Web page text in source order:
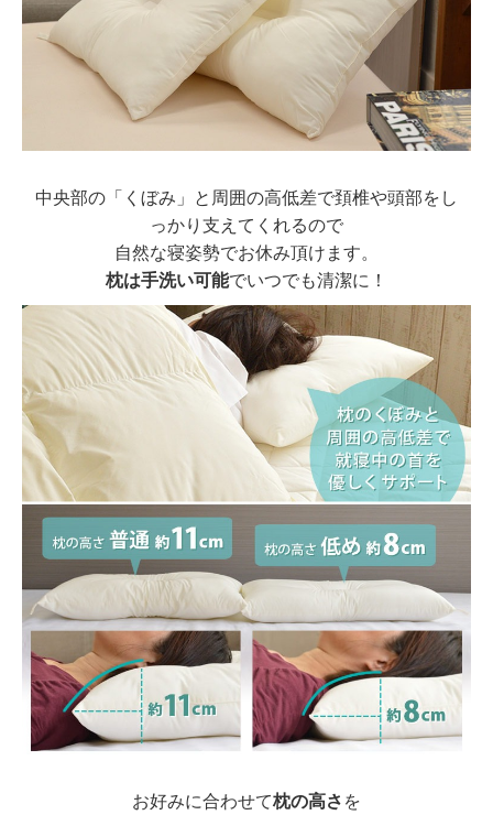
中央部の「くぼみ」と周囲の高低差で頚椎や頭部をし
っかり支えてくれるので
自然な寝姿勢でお休み頂けます。
枕は手洗い可能でいつでも清潔に！
お好みに合わせて枕の高さ を